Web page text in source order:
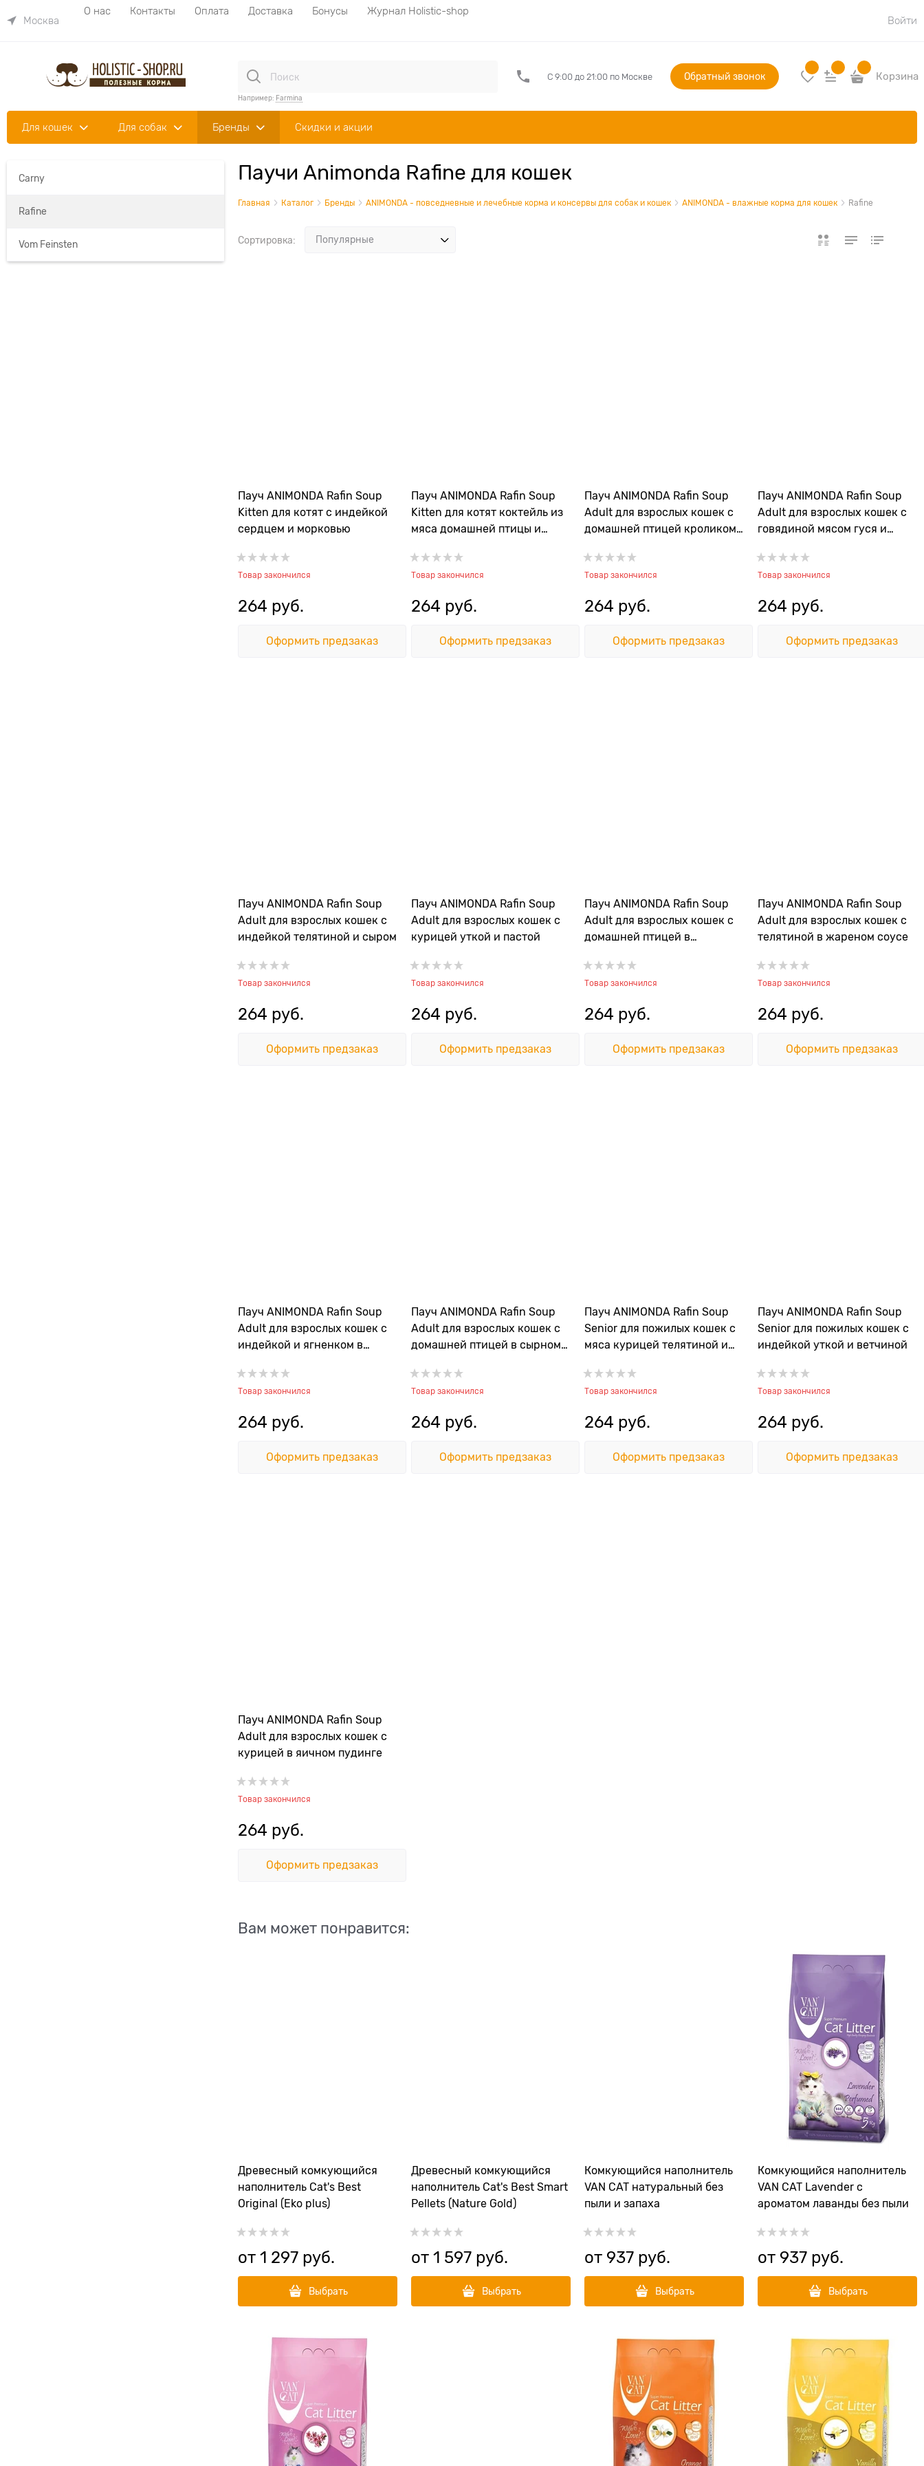
Москва
О нас Контакты Оплата Доставка Бонусы
Журнал Holistic-shop
Войти
Например: Farmina
С 9:00 до 21:00 по Москве Обратный звонок Корзина
Для кошек Для собак Бренды Скидки и акции
Carny
Rafine
Vom Feinsten
Паучи Animonda Rafine для кошек
Главная Каталог Бренды ANIMONDA - повседневные и лечебные корма и консервы для собак и кошек ANIMONDA - влажные корма для кошек Rafine
Сортировка:
Пауч ANIMONDA Rafin Soup
Kitten для котят с индейкой
сердцем и морковью
Товар закончился
264 руб.
Оформить предзаказ
Пауч ANIMONDA Rafin Soup
Kitten для котят коктейль из
мяса домашней птицы и
Товар закончился
264 руб.
Оформить предзаказ
Пауч ANIMONDA Rafin Soup
Adult для взрослых кошек с
домашней птицей кроликом
Товар закончился
264 руб.
Оформить предзаказ
Пауч ANIMONDA Rafin Soup
Adult для взрослых кошек с
говядиной мясом гуся и
Товар закончился
264 руб.
Оформить предзаказ
Пауч ANIMONDA Rafin Soup
Adult для взрослых кошек с
индейкой телятиной и сыром
Товар закончился
264 руб.
Оформить предзаказ
Пауч ANIMONDA Rafin Soup
Adult для взрослых кошек с
курицей уткой и пастой
Товар закончился
264 руб.
Оформить предзаказ
Пауч ANIMONDA Rafin Soup
Adult для взрослых кошек с
домашней птицей в
Товар закончился
264 руб.
Оформить предзаказ
Пауч ANIMONDA Rafin Soup
Adult для взрослых кошек с
телятиной в жареном соусе
Товар закончился
264 руб.
Оформить предзаказ
Пауч ANIMONDA Rafin Soup
Adult для взрослых кошек с
индейкой и ягненком в
Товар закончился
264 руб.
Оформить предзаказ
Пауч ANIMONDA Rafin Soup
Adult для взрослых кошек с
домашней птицей в сырном
Товар закончился
264 руб.
Оформить предзаказ
Пауч ANIMONDA Rafin Soup
Senior для пожилых кошек с
мяса курицей телятиной и
Товар закончился
264 руб.
Оформить предзаказ
Пауч ANIMONDA Rafin Soup
Senior для пожилых кошек с
индейкой уткой и ветчиной
Товар закончился
264 руб.
Оформить предзаказ
Пауч ANIMONDA Rafin Soup
Adult для взрослых кошек с
курицей в яичном пудинге
Товар закончился
264 руб.
Оформить предзаказ
Вам может понравится:
Древесный комкующийся
наполнитель Cat's Best
Original (Eko plus)
от 1 297 руб.
Выбрать
Древесный комкующийся
наполнитель Cat's Best Smart
Pellets (Nature Gold)
от 1 597 руб.
Выбрать
Комкующийся наполнитель
VAN CAT натуральный без
пыли и запаха
от 937 руб.
Выбрать
Комкующийся наполнитель
VAN CAT Lavender с
ароматом лаванды без пыли
от 937 руб.
Выбрать